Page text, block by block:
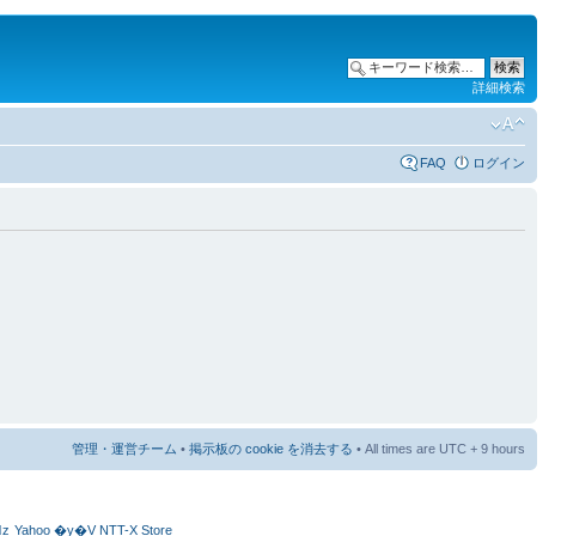
詳細検索
FAQ ログイン
管理・運営チーム • 掲示板の cookie を消去する • All times are UTC + 9 hours
Yahoo �y�V NTT-X Store